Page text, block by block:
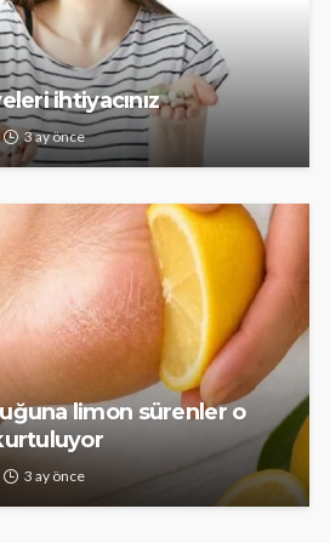
ihtiyacınız
3 ay önce
limon sürenler o
3 ay önce
SAĞLIK
Günde yalnızca 3 kısmı
karşı çelikten kalkan
Cisamer 3 ay önce